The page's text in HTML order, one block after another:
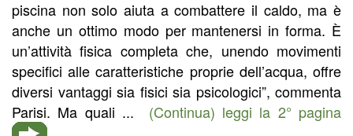
piscina non solo aiuta a combattere il caldo, ma è
anche un ottimo modo per mantenersi in forma. È
un’attività fisica completa che, unendo movimenti
specifici alle caratteristiche proprie dell’acqua, offre
diversi vantaggi sia fisici sia psicologici”, commenta
Parisi. Ma quali ... (Continua) leggi la 2° pagina